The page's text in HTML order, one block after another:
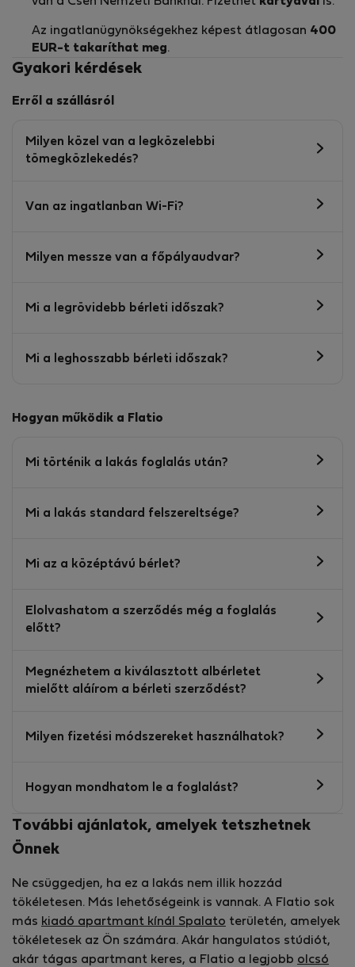
Az ingatlanügynökségekhez képest átlagosan 400
EUR-t takaríthat meg.
Gyakori kérdések
Erről a szállásról
Milyen közel van a legközelebbi
tömegközlekedés?
Van az ingatlanban Wi-Fi?
Milyen messze van a főpályaudvar?
Mi a legrövidebb bérleti időszak?
Mi a leghosszabb bérleti időszak?
Hogyan működik a Flatio
Mi történik a lakás foglalás után?
Mi a lakás standard felszereltsége?
Mi az a középtávú bérlet?
Elolvashatom a szerződés még a foglalás
előtt?
Megnézhetem a kiválasztott albérletet
mielőtt aláírom a bérleti szerződést?
Milyen fizetési módszereket használhatok?
Hogyan mondhatom le a foglalást?
További ajánlatok, amelyek tetszhetnek
Önnek
Ne csüggedjen, ha ez a lakás nem illik hozzád
tökéletesen. Más lehetőségeink is vannak. A Flatio sok
más kiadó apartmant kínál Spalato területén, amelyek
tökéletesek az Ön számára. Akár hangulatos stúdiót,
akár tágas apartmant keres, a Flatio a legjobb olcsó